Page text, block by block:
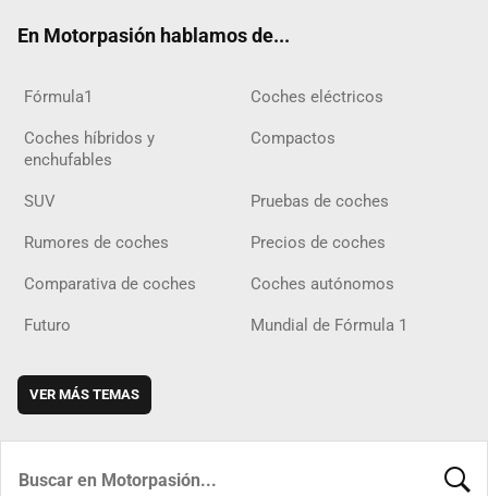
En Motorpasión hablamos de...
Fórmula1 Coches eléctricos
Coches híbridos y
enchufables
Compactos
SUV Pruebas de coches
Rumores de coches Precios de coches
Comparativa de coches Coches autónomos
Futuro Mundial de Fórmula 1
VER MÁS TEMAS